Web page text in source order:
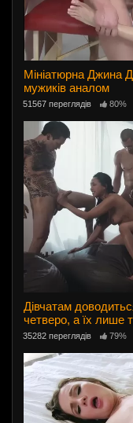
Мініатюрна Джина
мужиків аналом
51567 переглядів 80%
Дівчатам
четверо, а їх лише
35282 переглядів 79%